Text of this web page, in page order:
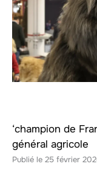
‘champion de
général agricole
25 février